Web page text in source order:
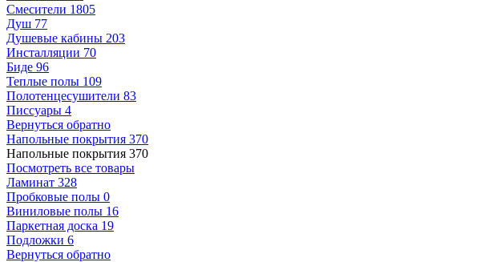
Смесители 1805
Душ 77
Душевые кабины 203
Инсталляции 70
Биде 96
Теплые полы 109
Полотенцесушители 83
Писсуары 4
Вернуться обратно
Напольные покрытия 370
Напольные покрытия 370
Посмотреть все товары
Ламинат 328
Пробковые полы 0
Виниловые полы 16
Паркетная доска 19
Подложки 6
Вернуться обратно